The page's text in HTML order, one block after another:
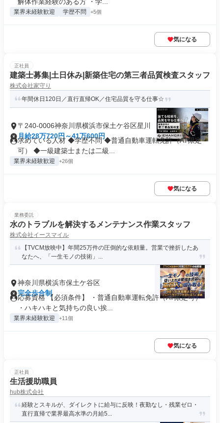
業界未経験歓迎 学歴不問 +5個
気になる
正社員
建築士募集|土日休み|新築住宅の第三者品質検査スタッフ
株式会社家守り
年間休日120日／直行直帰OK／住宅品質を守る仕事☆
〒240-0006神奈川県横浜市保土ケ谷区星川
月給28万720円～41万600円
求めている人材 ◆学歴不問 ◆普通自動車運転免許（AT限定
可） ◆一級建築士または二級...
業界未経験歓迎 +26個
気になる
業務委託
水のトラブルを解決するメンテナンス作業スタッフ
株式会社イースマイル
【TVCM放映中】年間25万件の圧倒的な依頼量。営業で挫折したあ
なたへ、「一生モノの技術」...
神奈川県横浜市保土ケ谷区
完全歩合制
応募資格 【必須条件】 ・普通自動車運転免許（AT限定可）
・ハキハキと気持ちの良い挨...
業界未経験歓迎 +11個
気になる
正社員
生活援助職員
hub株式会社
経験とスキルが、ダイレクトに給与に反映！夜勤なし・残業ゼロ・
直行直帰で業界最高水準の月給5...